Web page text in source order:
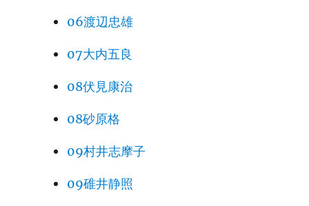
06渡辺忠雄
07大内五良
08伏見康治
08砂原格
09村井志摩子
09碓井静照